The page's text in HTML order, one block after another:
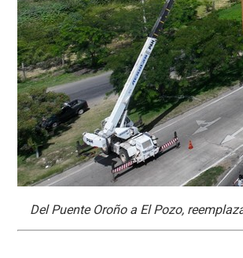
Del Puente Oroño a El Pozo,